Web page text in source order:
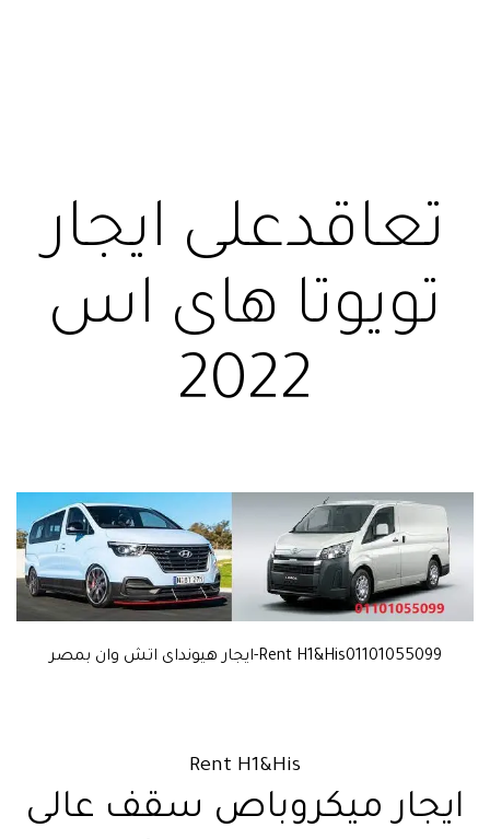
تعاقدعلى ايجار
تويوتا هاى اس
2022
Rent H1&His01101055099-ايجار هيونداى اتش وان بمصر
Rent H1&His
ايجار ميكروباص سقف عالى